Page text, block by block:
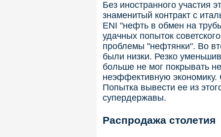
Без иностранного участия
знаменитый контракт с
ENI "нефть в обмен на
удачных попыток
проблемы "нефтянки". Во
были низки. Резко
больше не мог покрывать
неэффективную экономику.
Попытка вывести ее из
супердержавы.
Распродажа столетия